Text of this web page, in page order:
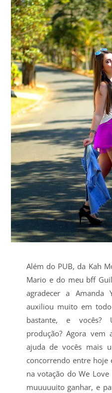
Além do PUB, da Kah
Mario e do meu bff
agradecer a Amanda
auxiliou muito em
bastante, e vocês?
produção? Agora
ajuda de vocês mais
concorrendo entre hoje
na votação do We
muuuuuito ganhar, e